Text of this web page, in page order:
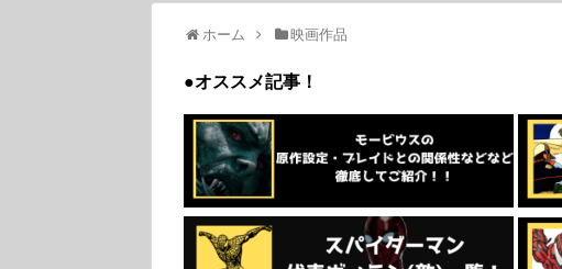
ホーム 映画作品
●オススメ記事！